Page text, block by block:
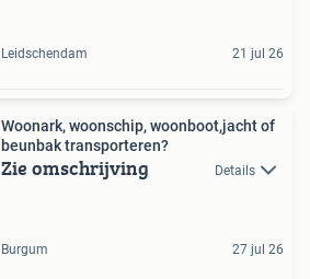
Leidschendam 21 jul 26
Woonark, woonschip, woonboot,jacht of
beunbak transporteren?
Zie omschrijving Details
Burgum 27 jul 26